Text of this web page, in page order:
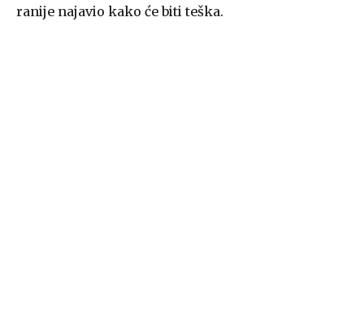
ranije najavio kako će biti teška.